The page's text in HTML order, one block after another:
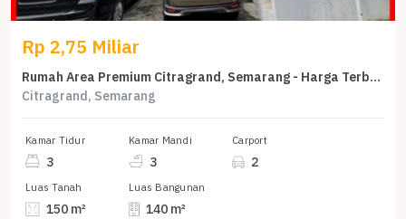
Rp 2,75 Miliar
Rumah Area Premium Citragrand, Semarang - Harga Terbaik 2,75 Miliar
Citragrand, Semarang
Kamar Tidur
3
Kamar Mandi
3
Carport
2
Luas Tanah
150 m²
Luas Bangunan
140 m²